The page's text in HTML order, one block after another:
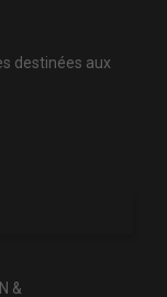
destinées aux
&